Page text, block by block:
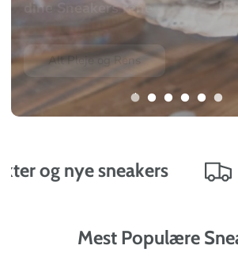
fordelagtig pris
Alle nedsatte produkter
GRATIS fragt
Mest Populære